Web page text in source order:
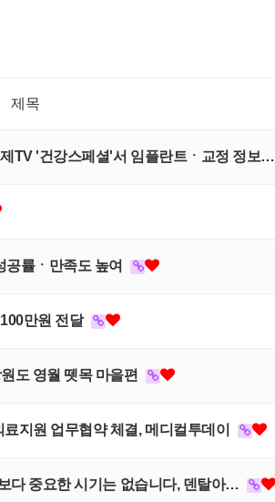
제목
TV '건강스페셜'서 임플란트ㆍ교정 정보…
공률ㆍ만족도 높여
만원 전달
도 영월 뗏목 마을편
지원 업무협약 체결, 메디컬투데이
다 중요한 시기는 없습니다, 덴탈아…